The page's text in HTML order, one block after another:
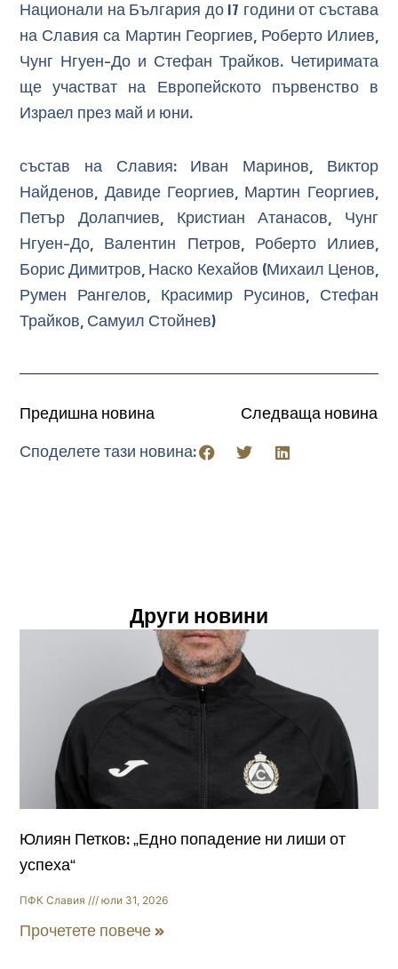
Национали на България до 17 години от състава
на Славия са Мартин Георгиев, Роберто Илиев,
Чунг Нгуен-До и Стефан Трайков. Четиримата
ще участват на Европейското първенство в
Израел през май и юни.
състав на Славия: Иван Маринов, Виктор
Найденов, Давиде Георгиев, Мартин Георгиев,
Петър Долапчиев, Кристиан Атанасов, Чунг
Нгуен-До, Валентин Петров, Роберто Илиев,
Борис Димитров, Наско Кехайов (Михаил Ценов,
Румен Рангелов, Красимир Русинов, Стефан
Трайков, Самуил Стойнев)
Предишна новина Следваща новина
Споделете тази новина:
Други новини
Юлиян Петков: „Едно попадение ни лиши от
успеха“
ПФК Славия юли 31, 2026
Прочетете повече »